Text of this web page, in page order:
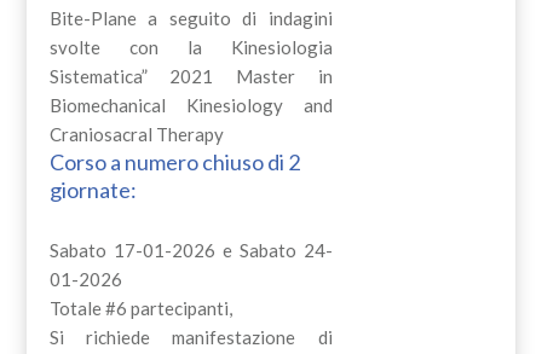
Bite-Plane a seguito di indagini
svolte con la Kinesiologia
Sistematica” 2021 Master in
Biomechanical Kinesiology and
Craniosacral Therapy
Corso a numero chiuso di 2
giornate:
Sabato 17-01-2026 e Sabato 24-
01-2026
Totale #6 partecipanti,
Si richiede manifestazione di